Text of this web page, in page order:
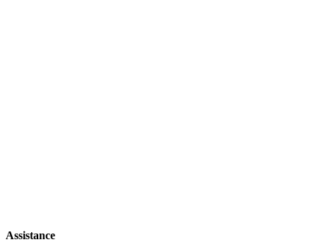
Assistance